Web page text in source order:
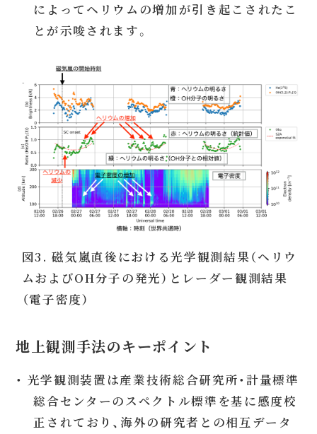
によってヘリウムの増加が引き起こされたこ
とが示唆されます。
図3. 磁気嵐直後における光学観測結果（ヘリウ
ムおよびOH分子の発光）とレーダー観測結果
（電子密度）
地上観測手法のキーポイント
・ 光学観測装置は産業技術総合研究所・計量標準
総合センターのスペクトル標準を基に感度校
正されており、海外の研究者との相互データ